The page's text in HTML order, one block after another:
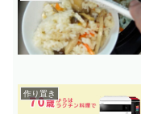
作り置き